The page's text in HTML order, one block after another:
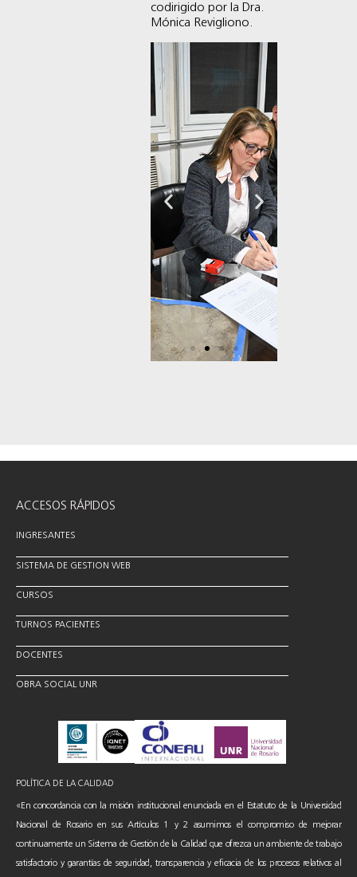
codirigido por la Dra.
Mónica Revigliono.
ACCESOS RÁPIDOS
INGRESANTES
SISTEMA DE GESTION WEB
CURSOS
TURNOS PACIENTES
DOCENTES
OBRA SOCIAL UNR
POLÍTICA DE LA CALIDAD
«En concordancia con la misión institucional enunciada en el Estatuto de la Universidad
Nacional de Rosario en sus Artículos 1 y 2 asumimos el compromiso de mejorar
continuamente un Sistema de Gestión de la Calidad que ofrezca un ambiente de trabajo
satisfactorio y garantías de seguridad, transparencia y eficacia de los procesos relativos al